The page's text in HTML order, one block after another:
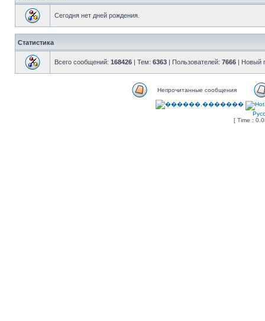
Сегодня нет дней рождения.
Статистика
Всего сообщений: 168426 | Тем: 6363 | Пользователей: 7666 | Новый
Непрочитанные сообщения
[ Time :